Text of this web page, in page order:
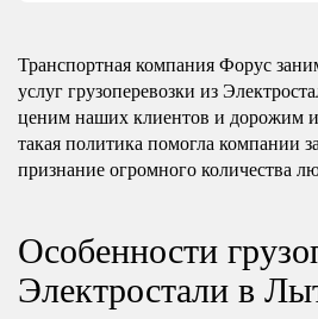
Транспортная компания Форус
услуг грузоперевозки из
ценим наших клиентов и дорожим
такая политика помогла компании
признание огромного количества
Особенности
Электростали в